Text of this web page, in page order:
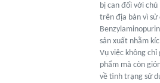
bị can đối với
trên địa bàn vì sử
sản xuất nhằm
Vụ việc không
phẩm mà còn
về tình trạng sử